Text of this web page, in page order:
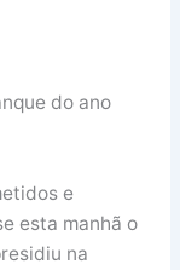
do ano
e
esta manhã o
na